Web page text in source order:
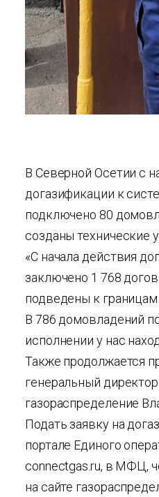
В Северной Осетии с
догазификации к
подключено 80
созданы технические
«С начала действия
заключено 1 768
подведены к
В 786 домовладений
исполнении у нас
Также продолжается
генеральный
газораспределение
Подать заявку на
портале Единого
connectgas.ru, в МФЦ,
на сайте